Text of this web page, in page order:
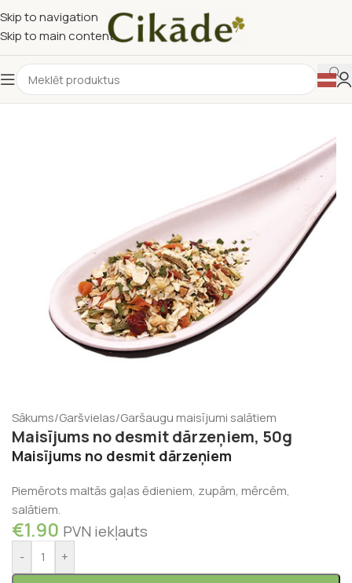
Skip to navigation
Skip to main content
Sākums/Garšvielas/Garšaugu maisījumi salātiem
Maisījums no desmit dārzeņiem, 50g
Maisījums no desmit dārzeņiem
Piemērots maltās gaļas ēdieniem, zupām, mērcēm,
salātiem.
€1.90 PVN iekļauts
- +